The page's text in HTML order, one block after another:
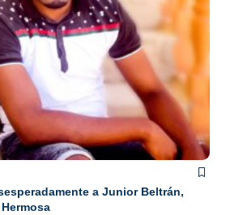
a Junior Beltrán,